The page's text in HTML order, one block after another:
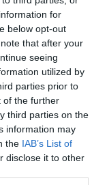
for
below opt-out
that after your
seeing
utilized by
parties prior to
of the further
third parties on the
information may
the IAB’s List of
disclose it to other
bez wystających